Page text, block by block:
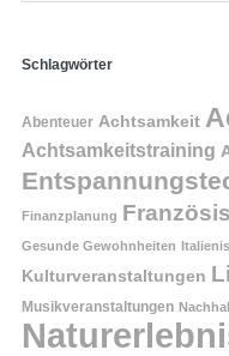
Schlagwörter
Abenteuer Achtsamkeit
Achtsamkeitstraining
Finanzplanung
Gesunde Gewohnheiten
Kulturveranstaltungen
Musikveranstaltungen